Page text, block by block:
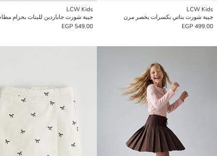
LCW Kids
جيبة شورت بناتي بكسرات بخصر مرن
499.00 EGP
LCW Kids
جيبة شورت جاباردين للبنات بحزام
549.00 EGP